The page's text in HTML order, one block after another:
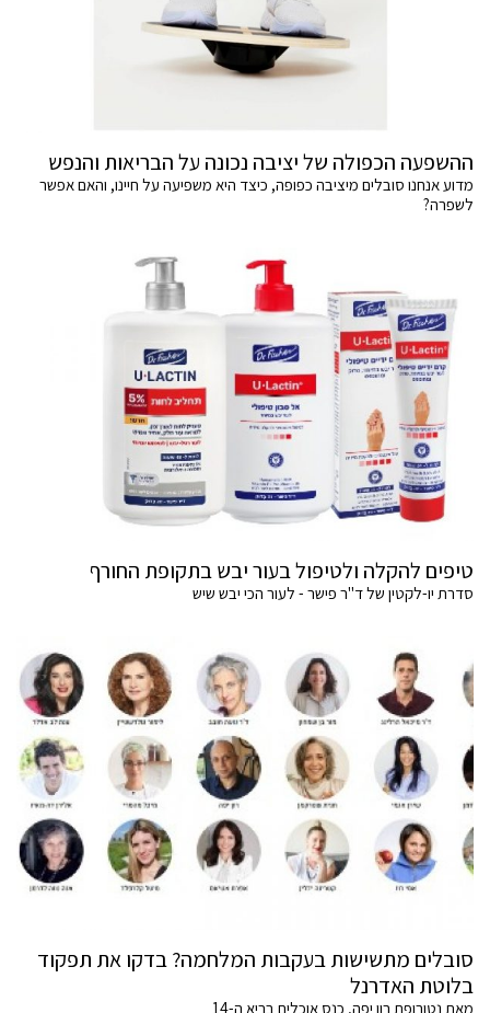
ההשפעה הכפולה של יציבה נכונה על הבריאות והנפש
מדוע אנחנו סובלים מיציבה כפופה, כיצד היא משפיעה על חיינו, והאם אפשר
לשפרה?
טיפים להקלה ולטיפול בעור יבש בתקופת החורף
סדרת יו-לקטין של ד"ר פישר - לעור הכי יבש שיש
סובלים מתשישות בעקבות המלחמה? בדקו את תפקוד
בלוטת האדרנל
מאת נטורופת רון יפה, כנס אוכלים בריא ה-14